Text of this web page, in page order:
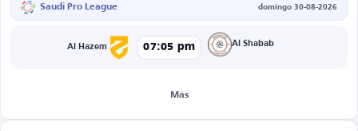
Saudi Pro League domingo 30-08-2026
Al Hazem 07:05 pm Al Shabab
Más